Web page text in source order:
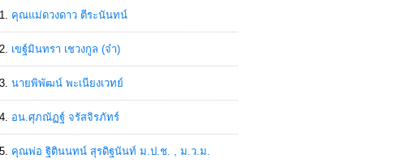
คุณแม่ดวงดาว ตีระนันทน์
เขฐ์มินทรา เชวงกูล (จ๋า)
นายพิพัฒน์ พะเนียงเวทย์
อน.ศุภณัฏฐ์ จรัสจิรภัทร์
คุณพ่อ ฐิตินนทน์ สุรดิฐนันท์ ม.ป.ช. , ม.ว.ม.